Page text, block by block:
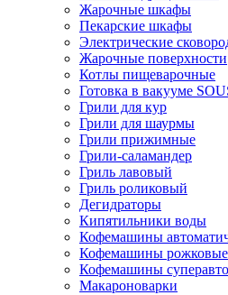
Жарочные шкафы
Пекарские шкафы
Электрические
Жарочные поверхности
Котлы пищеварочные
Готовка в вакууме
Грили для кур
Грили для шаурмы
Грили прижимные
Грили-саламандер
Гриль лавовый
Гриль роликовый
Дегидраторы
Кипятильники воды
Кофемашины
Кофемашины рожковые
Кофемашины
Макароноварки